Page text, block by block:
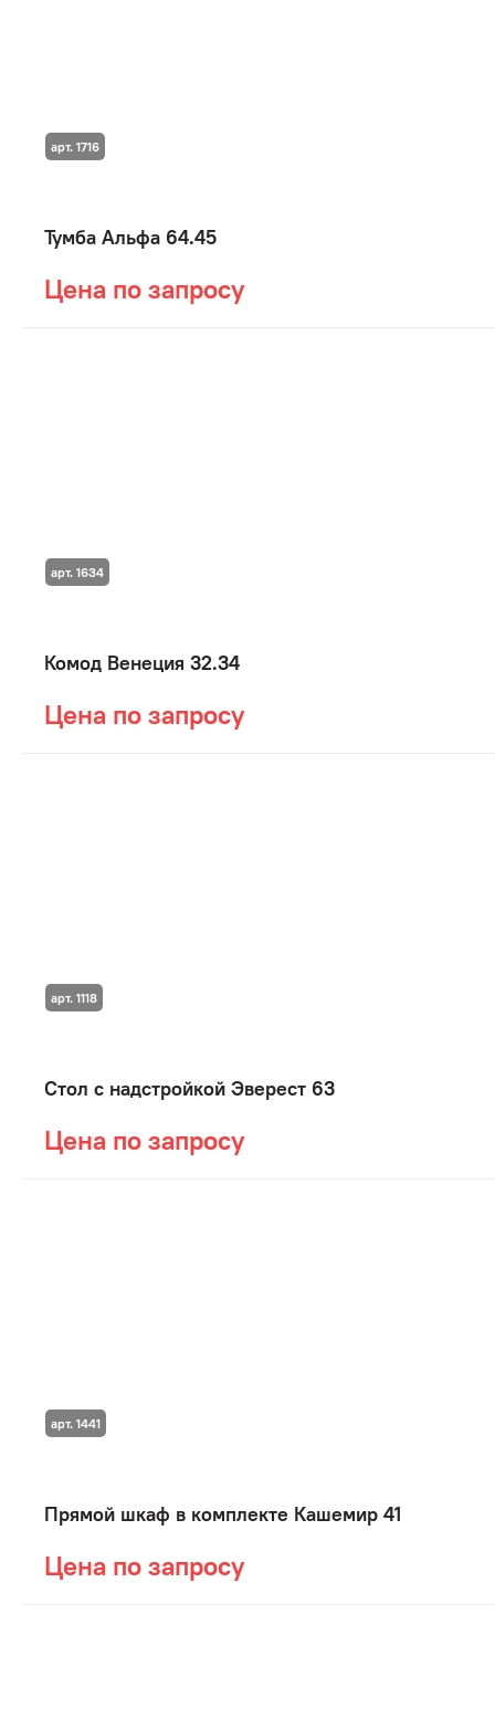
Тумба Альфа 64.45
Цена по запросу
арт. 1716
Комод Венеция 32.34
Цена по запросу
арт. 1634
Стол с надстройкой Эверест 63
Цена по запросу
арт. 1118
Прямой шкаф в комплекте Кашемир 41
Цена по запросу
арт. 1441